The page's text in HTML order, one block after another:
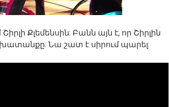
Քլեմենսին: Բանն այն է, որ Շիրլին
Նա շատ է սիրում պարել: